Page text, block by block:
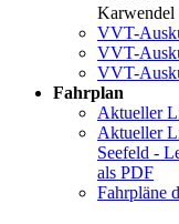
Karwendel
VVT-
VVT-
VVT-
Fahrplan
Aktueller
Aktueller
Seefeld -
als PDF
Fahrpläne